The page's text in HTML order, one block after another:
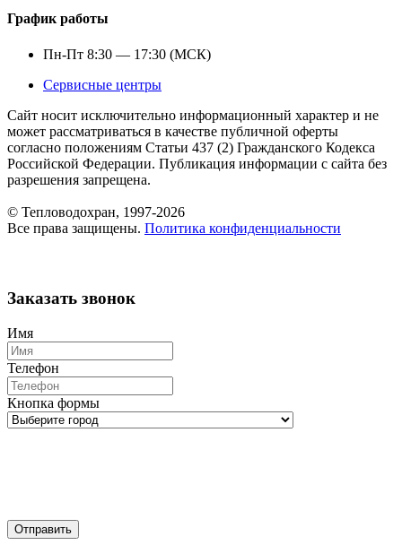
График работы
Пн-Пт 8:30 — 17:30 (МСК)
Сервисные центры
Сайт носит исключительно информационный характер и не
может рассматриваться в качестве публичной оферты
согласно положениям Статьи 437 (2) Гражданского Кодекса
Российской Федерации. Публикация информации с сайта без
разрешения запрещена.
© Тепловодохран, 1997-2026
Все права защищены. Политика конфиденциальности
Заказать звонок
Имя
Телефон
Кнопка формы
Отправить